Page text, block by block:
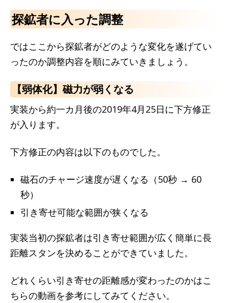
探鉱者に入った調整
ではここから探鉱者がどのような変化を遂げてい
ったのか調整内容を順にみていきましょう。
【弱体化】磁力が弱くなる
実装から約一カ月後の2019年4月25日に下方修正
が入ります。
下方修正の内容は以下のものでした。
磁石のチャージ速度が遅くなる（50秒 → 60
秒）
引き寄せ可能な範囲が狭くなる
実装当初の探鉱者は引き寄せ範囲が広く簡単に長
距離スタンを決めることができていました。
どれくらい引き寄せの距離感が変わったのかはこ
ちらの動画を参考にしてみてください。